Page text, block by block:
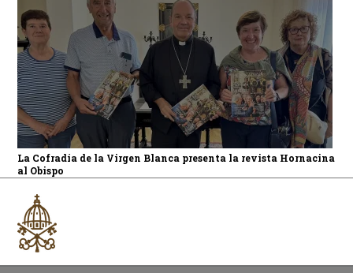
La Cofradía de la Virgen Blanca presenta la revista Hornacina
al Obispo